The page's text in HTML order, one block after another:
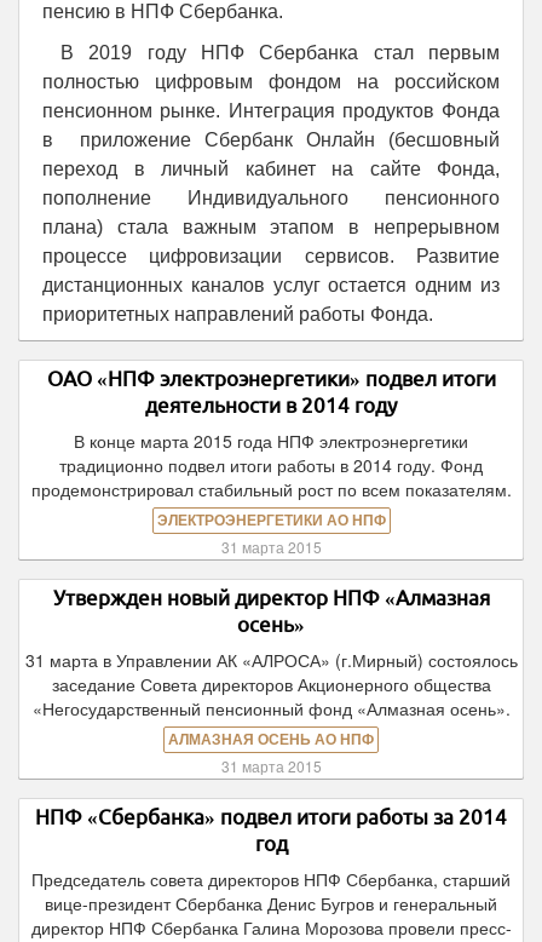
пенсию в НПФ Сбербанка.
В 2019 году НПФ Сбербанка стал первым
полностью цифровым фондом на российском
пенсионном рынке. Интеграция продуктов Фонда
в приложение Сбербанк Онлайн (бесшовный
переход в личный кабинет на сайте Фонда,
пополнение Индивидуального пенсионного
плана) стала важным этапом в непрерывном
процессе цифровизации сервисов. Развитие
дистанционных каналов услуг остается одним из
приоритетных направлений работы Фонда.
ОАО «НПФ электроэнергетики» подвел итоги
деятельности в 2014 году
В конце марта 2015 года НПФ электроэнергетики
традиционно подвел итоги работы в 2014 году. Фонд
продемонстрировал стабильный рост по всем показателям.
ЭЛЕКТРОЭНЕРГЕТИКИ АО НПФ
31 марта 2015
Утвержден новый директор НПФ «Алмазная
осень»
31 марта в Управлении АК «АЛРОСА» (г.Мирный) состоялось
заседание Совета директоров Акционерного общества
«Негосударственный пенсионный фонд «Алмазная осень».
АЛМАЗНАЯ ОСЕНЬ АО НПФ
31 марта 2015
НПФ «Сбербанка» подвел итоги работы за 2014
год
Председатель совета директоров НПФ Сбербанка, старший
вице-президент Сбербанка Денис Бугров и генеральный
директор НПФ Сбербанка Галина Морозова провели пресс-